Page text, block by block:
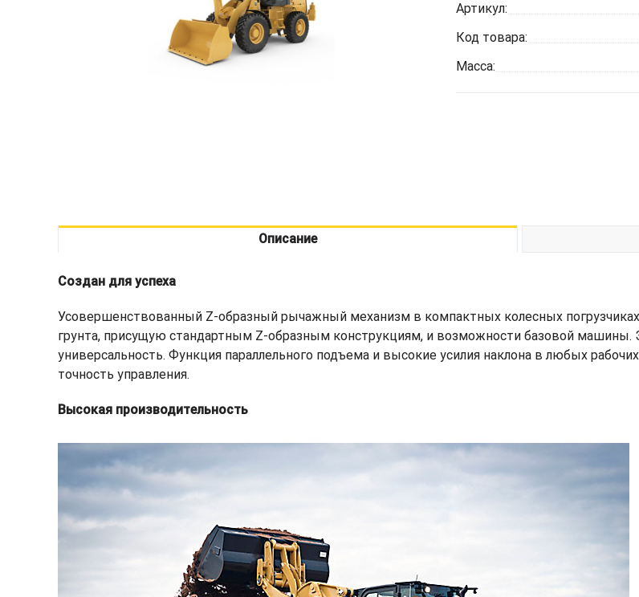
Артикул:
Код товара:
Масса:
Описание
Создан для успеха
Усовершенствованный Z-образный рычажный механизм в компактных колесных
грунта, присущую стандартным Z-образным конструкциям, и возможности базовой
универсальность. Функция параллельного подъема и высокие усилия наклона в любых
точность управления.
Высокая производительность